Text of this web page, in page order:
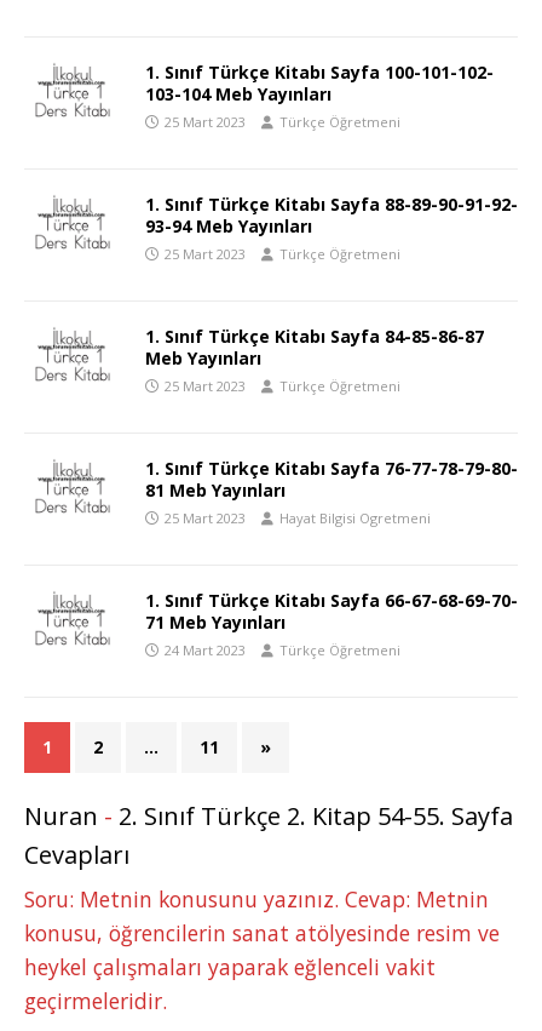
1. Sınıf Türkçe Kitabı Sayfa 100-101-102-
103-104 Meb Yayınları
25 Mart 2023 Türkçe Öğretmeni
1. Sınıf Türkçe Kitabı Sayfa 88-89-90-91-92-
93-94 Meb Yayınları
25 Mart 2023 Türkçe Öğretmeni
1. Sınıf Türkçe Kitabı Sayfa 84-85-86-87
Meb Yayınları
25 Mart 2023 Türkçe Öğretmeni
1. Sınıf Türkçe Kitabı Sayfa 76-77-78-79-80-
81 Meb Yayınları
25 Mart 2023 Hayat Bilgisi Ogretmeni
1. Sınıf Türkçe Kitabı Sayfa 66-67-68-69-70-
71 Meb Yayınları
24 Mart 2023 Türkçe Öğretmeni
1 2 … 11 »
Nuran - 2. Sınıf Türkçe 2. Kitap 54-55. Sayfa
Cevapları
Soru: Metnin konusunu yazınız. Cevap: Metnin
konusu, öğrencilerin sanat atölyesinde resim ve
heykel çalışmaları yaparak eğlenceli vakit
geçirmeleridir.